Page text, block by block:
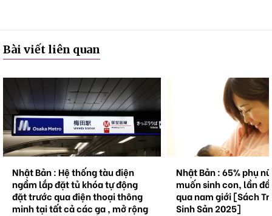
Bài viết liên quan
Nhật Bản : 65% phụ nữ không
muốn sinh con, lần đầu tiên vượt
qua nam giới [Sách Trắng về
Sinh Sản 2025]
Natto trở thành
cầu . Bối cảnh
tương lai.